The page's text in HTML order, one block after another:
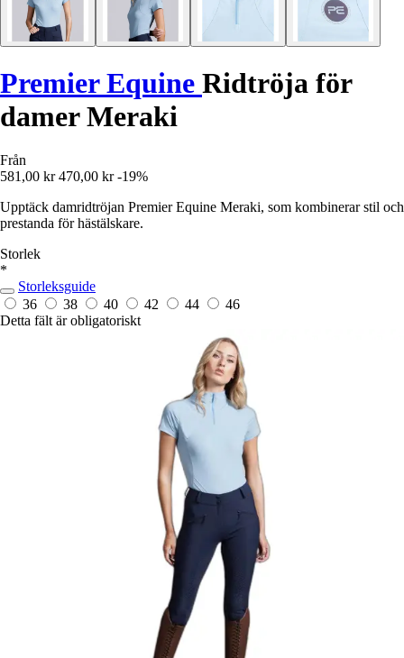
Premier Equine Ridtröja för
damer Meraki
Från
581,00 kr 470,00 kr -19%
Upptäck damridtröjan Premier Equine Meraki, som kombinerar stil och
prestanda för hästälskare.
Storlek
*
Storleksguide
36
38 40 42 44
46
Detta fält är obligatoriskt